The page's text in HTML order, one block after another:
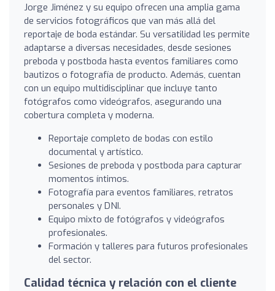
Jorge Jiménez y su equipo ofrecen una amplia gama
de servicios fotográficos que van más allá del
reportaje de boda estándar. Su versatilidad les permite
adaptarse a diversas necesidades, desde sesiones
preboda y postboda hasta eventos familiares como
bautizos o fotografía de producto. Además, cuentan
con un equipo multidisciplinar que incluye tanto
fotógrafos como videógrafos, asegurando una
cobertura completa y moderna.
Reportaje completo de bodas con estilo
documental y artístico.
Sesiones de preboda y postboda para capturar
momentos íntimos.
Fotografía para eventos familiares, retratos
personales y DNI.
Equipo mixto de fotógrafos y videógrafos
profesionales.
Formación y talleres para futuros profesionales
del sector.
Calidad técnica y relación con el cliente